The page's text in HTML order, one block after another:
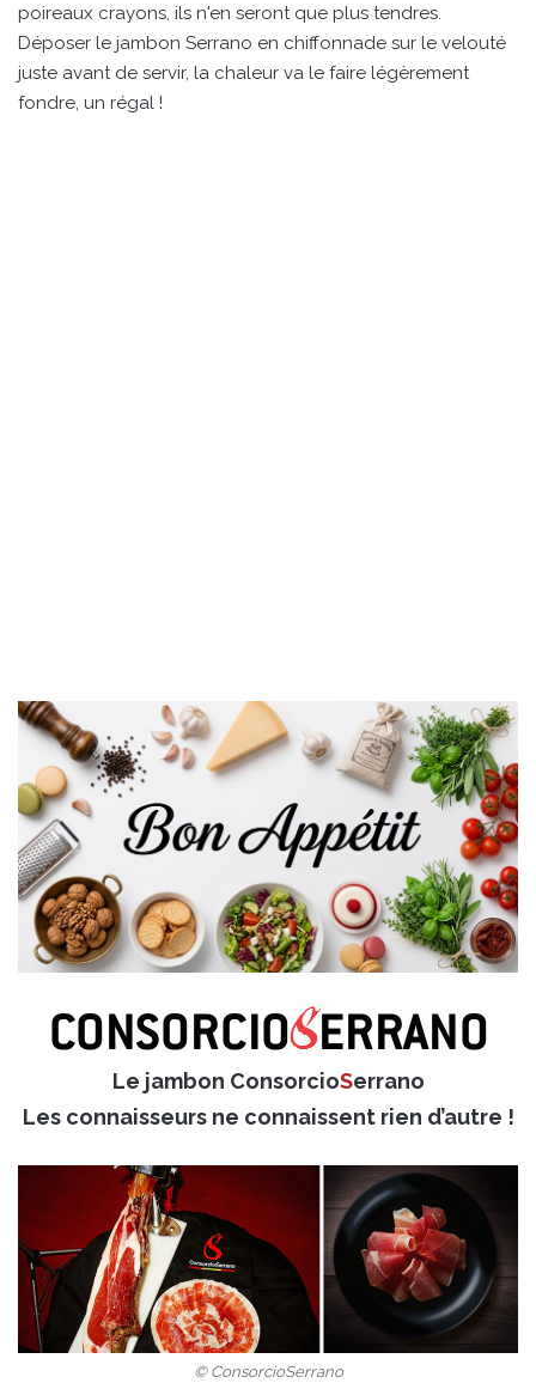
poireaux crayons, ils n'en seront que plus tendres.
Déposer le jambon Serrano en chiffonnade sur le velouté
juste avant de servir, la chaleur va le faire légèrement
fondre, un régal !
Le jambon ConsorcioSerrano
Les connaisseurs ne connaissent rien d’autre !
© ConsorcioSerrano